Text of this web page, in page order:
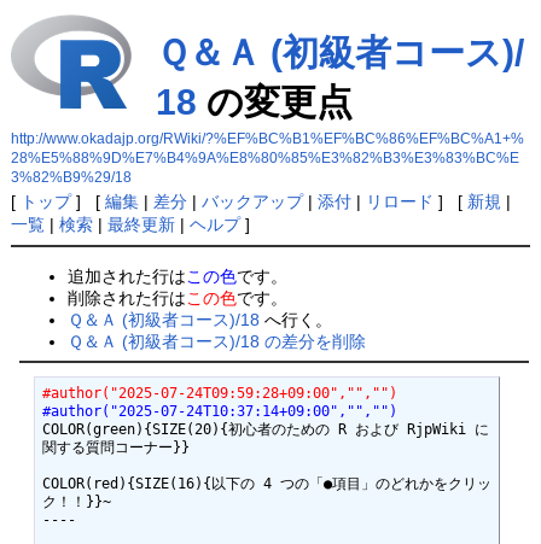
Ｑ＆Ａ (初級者コース)/
18 の変更点
http://www.okadajp.org/RWiki/?%EF%BC%B1%EF%BC%86%EF%BC%A1+%
28%E5%88%9D%E7%B4%9A%E8%80%85%E3%82%B3%E3%83%BC%E
3%82%B9%29/18
[ トップ] [ 編集| 差分| バックアップ| 添付| リロード ] [ 新規 |
一覧| 検索| 最終更新| ヘルプ]
追加された行はこの色です。
削除された行はこの色です。
Ｑ＆Ａ (初級者コース)/18 へ行く。
Ｑ＆Ａ (初級者コース)/18 の差分を削除
#author("2025-07-24T09:59:28+09:00","","")
#author("2025-07-24T10:37:14+09:00","","")
COLOR(green){SIZE(20){初心者のための R および RjpWiki に
関する質問コーナー}}
COLOR(red){SIZE(16){以下の 4 つの「●項目」のどれかをクリッ
ク！！}}~
----